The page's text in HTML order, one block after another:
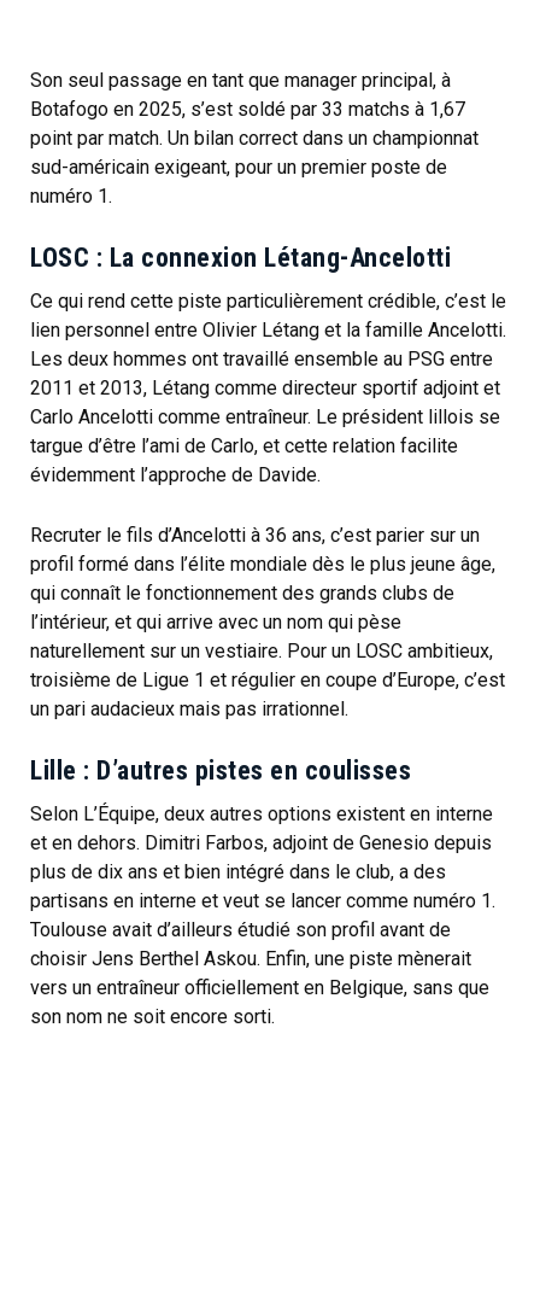
Son seul passage en tant que manager principal, à
Botafogo en 2025, s’est soldé par 33 matchs à 1,67
point par match. Un bilan correct dans un championnat
sud-américain exigeant, pour un premier poste de
numéro 1.
LOSC : La connexion Létang-Ancelotti
Ce qui rend cette piste particulièrement crédible, c’est le
lien personnel entre Olivier Létang et la famille Ancelotti.
Les deux hommes ont travaillé ensemble au PSG entre
2011 et 2013, Létang comme directeur sportif adjoint et
Carlo Ancelotti comme entraîneur. Le président lillois se
targue d’être l’ami de Carlo, et cette relation facilite
évidemment l’approche de Davide.
Recruter le fils d’Ancelotti à 36 ans, c’est parier sur un
profil formé dans l’élite mondiale dès le plus jeune âge,
qui connaît le fonctionnement des grands clubs de
l’intérieur, et qui arrive avec un nom qui pèse
naturellement sur un vestiaire. Pour un LOSC ambitieux,
troisième de Ligue 1 et régulier en coupe d’Europe, c’est
un pari audacieux mais pas irrationnel.
Lille : D’autres pistes en coulisses
Selon L’Équipe, deux autres options existent en interne
et en dehors. Dimitri Farbos, adjoint de Genesio depuis
plus de dix ans et bien intégré dans le club, a des
partisans en interne et veut se lancer comme numéro 1.
Toulouse avait d’ailleurs étudié son profil avant de
choisir Jens Berthel Askou. Enfin, une piste mènerait
vers un entraîneur officiellement en Belgique, sans que
son nom ne soit encore sorti.